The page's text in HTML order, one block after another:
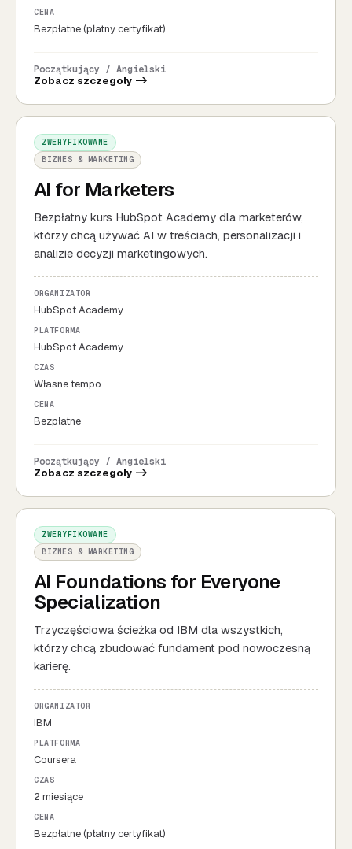
CENA
Bezpłatne (płatny certyfikat)
Początkujący / Angielski
Zobacz szczegoly ->
ZWERYFIKOWANE
BIZNES & MARKETING
AI for Marketers
Bezpłatny kurs HubSpot Academy dla marketerów,
którzy chcą używać AI w treściach, personalizacji i
analizie decyzji marketingowych.
ORGANIZATOR
HubSpot Academy
PLATFORMA
HubSpot Academy
CZAS
Własne tempo
CENA
Bezpłatne
Początkujący / Angielski
Zobacz szczegoly ->
ZWERYFIKOWANE
BIZNES & MARKETING
AI Foundations for Everyone
Specialization
Trzyczęściowa ścieżka od IBM dla wszystkich,
którzy chcą zbudować fundament pod nowoczesną
karierę.
ORGANIZATOR
IBM
PLATFORMA
Coursera
CZAS
2 miesiące
CENA
Bezpłatne (płatny certyfikat)